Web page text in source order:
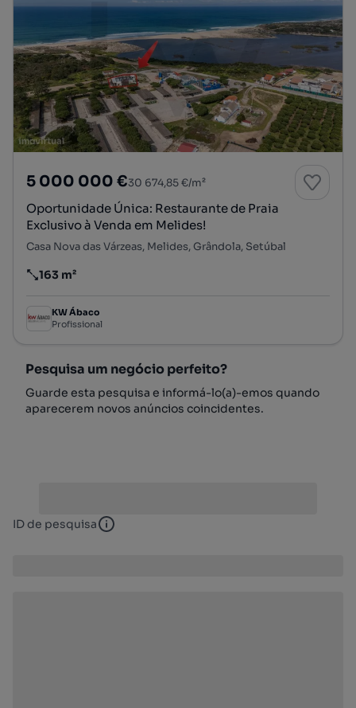
5 000 000 €30 674,85 €/m²
Oportunidade Única: Restaurante de Praia
Exclusivo à Venda em Melides!
Casa Nova das Várzeas, Melides, Grândola, Setúbal
Preço por metro quadrado
163 m²
KW Ábaco
Profissional
Pesquisa um negócio perfeito?
Guarde esta pesquisa e informá-lo(a)-emos quando
aparecerem novos anúncios coincidentes.
ID de pesquisa ID de pesquisa